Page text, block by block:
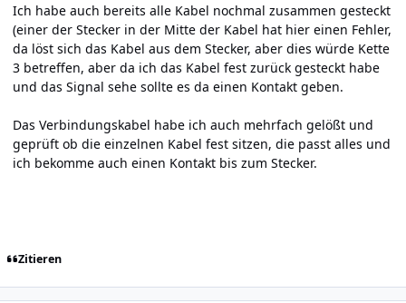
Ich habe auch bereits alle Kabel nochmal zusammen gesteckt
(einer der Stecker in der Mitte der Kabel hat hier einen Fehler,
da löst sich das Kabel aus dem Stecker, aber dies würde Kette
3 betreffen, aber da ich das Kabel fest zurück gesteckt habe
und das Signal sehe sollte es da einen Kontakt geben.
Das Verbindungskabel habe ich auch mehrfach gelößt und
geprüft ob die einzelnen Kabel fest sitzen, die passt alles und
ich bekomme auch einen Kontakt bis zum Stecker.
Zitieren